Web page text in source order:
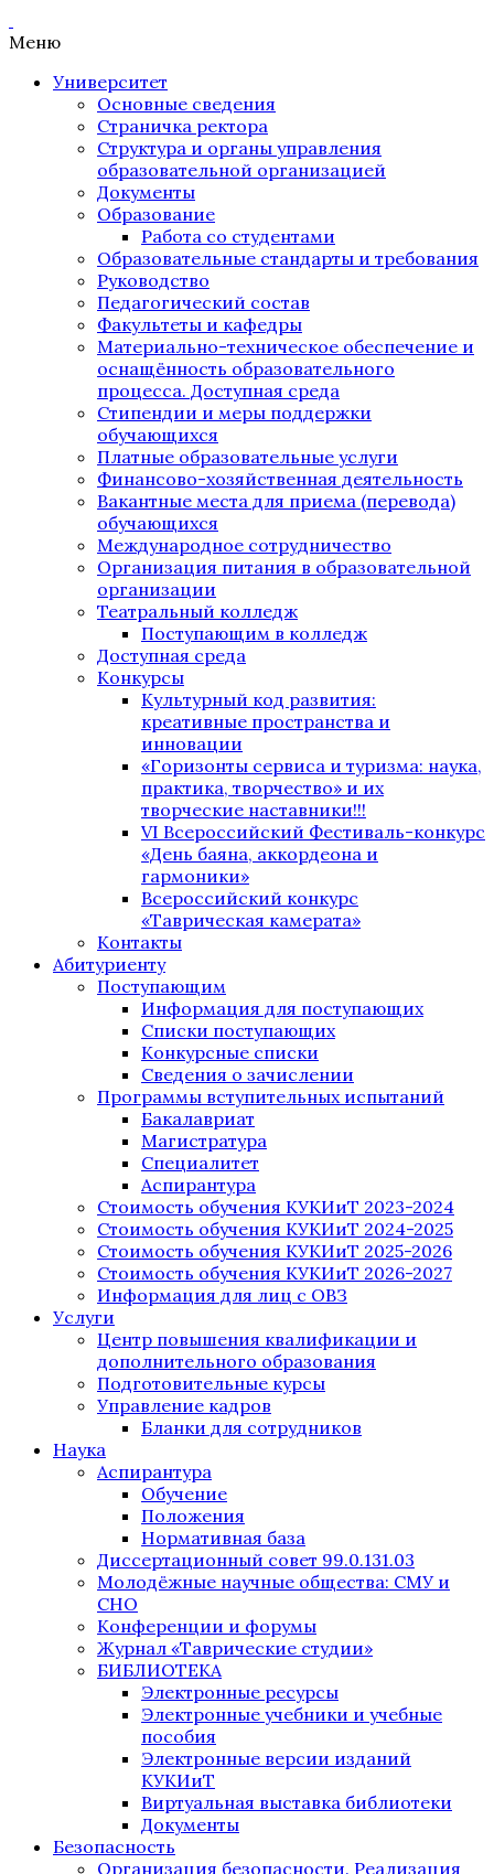
Меню
Университет
Основные сведения
Страничка ректора
Структура и органы управления
образовательной организацией
Документы
Образование
Работа со студентами
Образовательные стандарты и требования
Руководство
Педагогический состав
Факультеты и кафедры
Материально-техническое обеспечение и
оснащённость образовательного
процесса. Доступная среда
Стипендии и меры поддержки
обучающихся
Платные образовательные услуги
Финансово-хозяйственная деятельность
Вакантные места для приема (перевода)
обучающихся
Международное сотрудничество
Организация питания в образовательной
организации
Театральный колледж
Поступающим в колледж
Доступная среда
Конкурсы
Культурный код развития:
креативные пространства и
инновации
«Горизонты сервиса и туризма: наука,
практика, творчество» и их
творческие наставники!!!
VI Всероссийский Фестиваль-конкурс
«День баяна, аккордеона и
гармоники»
Всероссийский конкурс
«Таврическая камерата»
Контакты
Абитуриенту
Поступающим
Информация для поступающих
Списки поступающих
Конкурсные списки
Сведения о зачислении
Программы вступительных испытаний
Бакалавриат
Магистратура
Специалитет
Аспирантура
Стоимость обучения КУКИиТ 2023-2024
Стоимость обучения КУКИиТ 2024-2025
Стоимость обучения КУКИиТ 2025-2026
Стоимость обучения КУКИиТ 2026-2027
Информация для лиц с ОВЗ
Услуги
Центр повышения квалификации и
дополнительного образования
Подготовительные курсы
Управление кадров
Бланки для сотрудников
Наука
Аспирантура
Обучение
Положения
Нормативная база
Диссертационный совет 99.0.131.03
Молодёжные научные общества: СМУ и
СНО
Конференции и форумы
Журнал «Таврические студии»
БИБЛИОТЕКА
Электронные ресурсы
Электронные учебники и учебные
пособия
Электронные версии изданий
КУКИиТ
Виртуальная выставка библиотеки
Документы
Безопасность
Организация безопасности. Реализация